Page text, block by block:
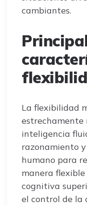
cambiantes.
La flexibilidad
estrechamente
inteligencia
razonamiento
humano para
manera
cognitiva
el control de la